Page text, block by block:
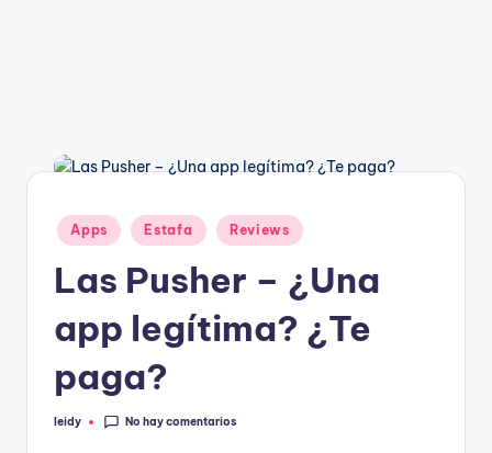
Publicado
en
Apps Estafa Reviews
Las Pusher – ¿Una
app legítima? ¿Te
paga?
Publicado
leidy No hay comentarios